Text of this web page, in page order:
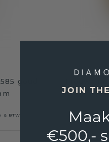
goud
& BTW €
JOIN
€500,-